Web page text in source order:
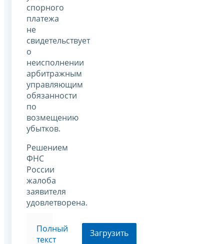
спорного
платежа
не
свидетельствует
о
неисполнении
арбитражным
управляющим
обязанности
по
возмещению
убытков.
Решением
ФНС
России
жалоба
заявителя
удовлетворена.
Полный
текст
Загрузить